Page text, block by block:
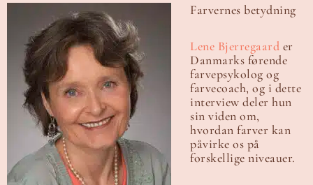
Farvernes betydning
Lene Bjerregaard er
Danmarks førende
farvepsykolog og
farvecoach, og i dette
interview deler hun
sin viden om,
hvordan farver kan
påvirke os på
forskellige niveauer.